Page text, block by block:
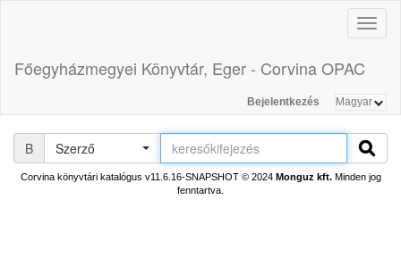
Főegyházmegyei Könyvtár, Eger - Corvina OPAC
Bejelentkezés
B Szerző
Corvina könyvtári katalógus v11.6.16-SNAPSHOT© 2024 Monguz kft.Minden jog
fenntartva.